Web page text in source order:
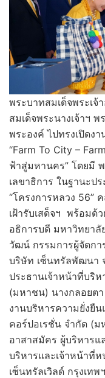
พระบาทสมเด็จพระเจ้
สมเด็จพระนางเจ้าฯ
พระองค์ ไปทรงเปิดง
“Farm To City –
ฟ้าสู่มหานคร” โดยมี
เลขาธิการ ในฐานะป
“โครงการหลวง 56”
เฝ้ารับเสด็จฯ พร้อมด้
อธิการบดี มหาวิทยาลั
วัฒน์ กรรมการผู้จัดก
บริษัท เซ็นทรัลพัฒนา
ประธานเจ้าหน้าที่บริ
(มหาชน) นางกลอยต
งานบริหารความยั่งยื
คอร์ปอเรชั่น จำกัด (ม
อาสาสมัคร ผู้บริหารแ
บริหารและเจ้าหน้าที่
เซ็นทรัลเวิลด์ กรุงเทพฯ